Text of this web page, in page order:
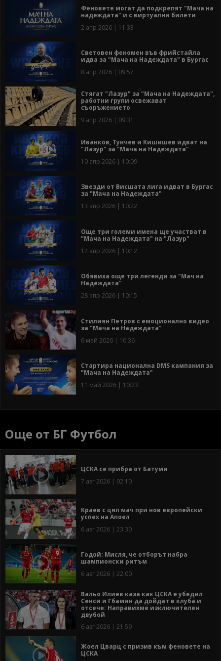
Феновете могат да подкрепят "Мача на
надеждата" и с виртуални билети
2 апр 2026 | 11:33
Световен феномен във фрийстайла
идва за "Мача на Надеждата" в Бургас
8 апр 2026 | 09:57
Стягат "Лазур" за "Мача на Надеждата",
работни групи освежават
съоръжението
9 апр 2026 | 09:31
Иванков, Тунчев и Кишишев идват на
"Лазур" за "Мача на Надеждата"
10 апр 2026 | 10:09
Звезди от Висшата лига идват в Бургас
за "Мача на Надеждата"
13 апр 2026 | 10:22
Още три големи имена ще участват в
"Мача на Надеждата" на "Лазур"
17 апр 2026 | 10:12
Обявиха още три легенди за "Мач на
Надеждата"
28 апр 2026 | 10:15
Стилиян Петров с емоционално видео
за "Мача на Надеждата"
6 май 2026 | 10:36
Стартира национална DMS кампания за
"Мача на Надеждата"
11 май 2026 | 10:23
Още от БГ Футбол
ЦСКА се прибра от Батуми
7 авг 2026 | 02:10
Краев с цял мач при нов европейски
успех на Апоел
6 авг 2026 | 23:30
Годой: Мисля, че отборът набра
шампионски ритъм
6 авг 2026 | 22:00
Вальо Илиев каза как ЦСКА е убедил
Сенси и Гбамин да дойдат в клуба и
отсече: Направихме изключителен
двубой
6 авг 2026 | 21:59
Жоел Цварц с призив към феновете на
ЦСКА